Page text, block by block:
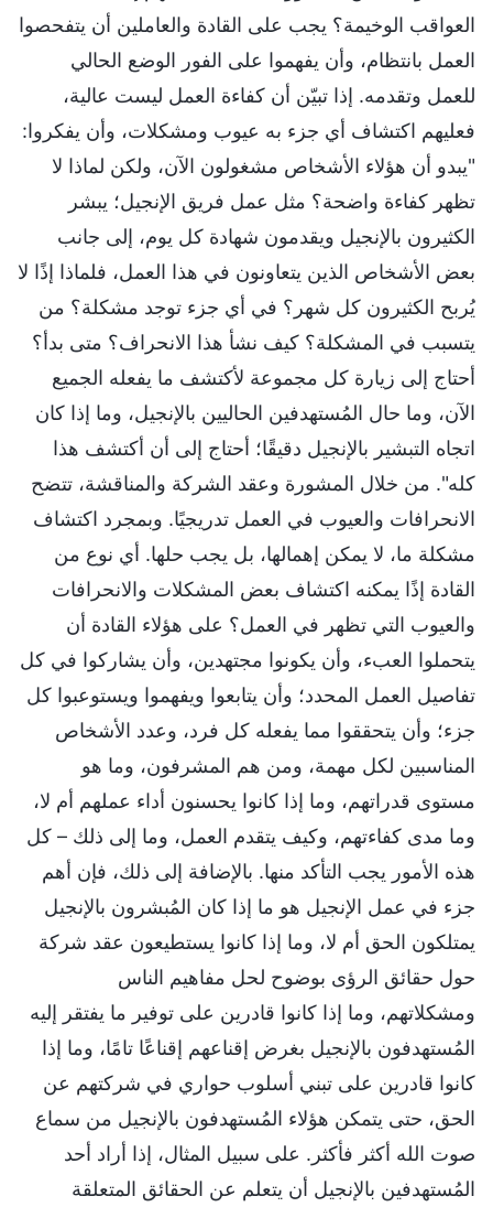
العواقب الوخيمة؟ يجب على القادة والعاملين أن يتفحصوا
العمل بانتظام، وأن يفهموا على الفور الوضع الحالي
للعمل وتقدمه. إذا تبيّن أن كفاءة العمل ليست عالية،
فعليهم اكتشاف أي جزء به عيوب ومشكلات، وأن يفكروا:
"يبدو أن هؤلاء الأشخاص مشغولون الآن، ولكن لماذا لا
تظهر كفاءة واضحة؟ مثل عمل فريق الإنجيل؛ يبشر
الكثيرون بالإنجيل ويقدمون شهادة كل يوم، إلى جانب
بعض الأشخاص الذين يتعاونون في هذا العمل، فلماذا إذًا لا
يُربح الكثيرون كل شهر؟ في أي جزء توجد مشكلة؟ من
يتسبب في المشكلة؟ كيف نشأ هذا الانحراف؟ متى بدأ؟
أحتاج إلى زيارة كل مجموعة لأكتشف ما يفعله الجميع
الآن، وما حال المُستهدفين الحاليين بالإنجيل، وما إذا كان
اتجاه التبشير بالإنجيل دقيقًا؛ أحتاج إلى أن أكتشف هذا
كله". من خلال المشورة وعقد الشركة والمناقشة، تتضح
الانحرافات والعيوب في العمل تدريجيًا. وبمجرد اكتشاف
مشكلة ما، لا يمكن إهمالها، بل يجب حلها. أي نوع من
القادة إذًا يمكنه اكتشاف بعض المشكلات والانحرافات
والعيوب التي تظهر في العمل؟ على هؤلاء القادة أن
يتحملوا العبء، وأن يكونوا مجتهدين، وأن يشاركوا في كل
تفاصيل العمل المحدد؛ وأن يتابعوا ويفهموا ويستوعبوا كل
جزء؛ وأن يتحققوا مما يفعله كل فرد، وعدد الأشخاص
المناسبين لكل مهمة، ومن هم المشرفون، وما هو
مستوى قدراتهم، وما إذا كانوا يحسنون أداء عملهم أم لا،
وما مدى كفاءتهم، وكيف يتقدم العمل، وما إلى ذلك – كل
هذه الأمور يجب التأكد منها. بالإضافة إلى ذلك، فإن أهم
جزء في عمل الإنجيل هو ما إذا كان المُبشرون بالإنجيل
يمتلكون الحق أم لا، وما إذا كانوا يستطيعون عقد شركة
حول حقائق الرؤى بوضوح لحل مفاهيم الناس
ومشكلاتهم، وما إذا كانوا قادرين على توفير ما يفتقر إليه
المُستهدفون بالإنجيل بغرض إقناعهم إقناعًا تامًا، وما إذا
كانوا قادرين على تبني أسلوب حواري في شركتهم عن
الحق، حتى يتمكن هؤلاء المُستهدفون بالإنجيل من سماع
صوت الله أكثر فأكثر. على سبيل المثال، إذا أراد أحد
المُستهدفين بالإنجيل أن يتعلم عن الحقائق المتعلقة